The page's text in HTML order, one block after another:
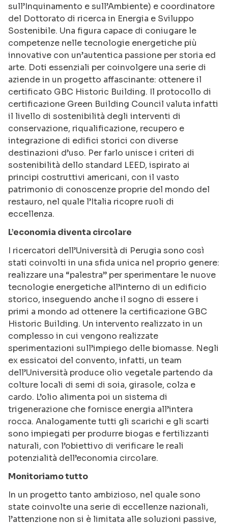
sull’Inquinamento e sull’Ambiente) e coordinatore
del Dottorato di ricerca in Energia e Sviluppo
Sostenibile. Una figura capace di coniugare le
competenze nelle tecnologie energetiche più
innovative con un’autentica passione per storia ed
arte. Doti essenziali per coinvolgere una serie di
aziende in un progetto affascinante: ottenere il
certificato GBC Historic Building. Il protocollo di
certificazione Green Building Council valuta infatti
il livello di sostenibilità degli interventi di
conservazione, riqualificazione, recupero e
integrazione di edifici storici con diverse
destinazioni d’uso. Per farlo unisce i criteri di
sostenibilità dello standard LEED, ispirato ai
principi costruttivi americani, con il vasto
patrimonio di conoscenze proprie del mondo del
restauro, nel quale l’Italia ricopre ruoli di
eccellenza.
L’economia diventa circolare
I ricercatori dell’Università di Perugia sono così
stati coinvolti in una sfida unica nel proprio genere:
realizzare una “palestra” per sperimentare le nuove
tecnologie energetiche all’interno di un edificio
storico, inseguendo anche il sogno di essere i
primi a mondo ad ottenere la certificazione GBC
Historic Building. Un intervento realizzato in un
complesso in cui vengono realizzate
sperimentazioni sull’impiego delle biomasse. Negli
ex essicatoi del convento, infatti, un team
dell’Università produce olio vegetale partendo da
colture locali di semi di soia, girasole, colza e
cardo. L’olio alimenta poi un sistema di
trigenerazione che fornisce energia all’intera
rocca. Analogamente tutti gli scarichi e gli scarti
sono impiegati per produrre biogas e fertilizzanti
naturali, con l’obiettivo di verificare le reali
potenzialità dell’economia circolare.
Monitoriamo tutto
In un progetto tanto ambizioso, nel quale sono
state coinvolte una serie di eccellenze nazionali,
l’attenzione non si è limitata alle soluzioni passive,